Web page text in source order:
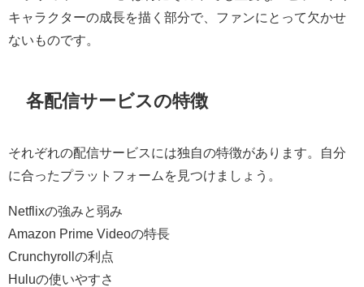
キャラクターの成長を描く部分で、ファンにとって欠かせ
ないものです。
各配信サービスの特徴
それぞれの配信サービスには独自の特徴があります。自分
に合ったプラットフォームを見つけましょう。
Netflixの強みと弱み
Amazon Prime Videoの特長
Crunchyrollの利点
Huluの使いやすさ